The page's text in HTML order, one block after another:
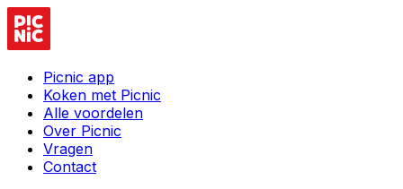
Picnic app
Koken met Picnic
Alle voordelen
Over Picnic
Vragen
Contact